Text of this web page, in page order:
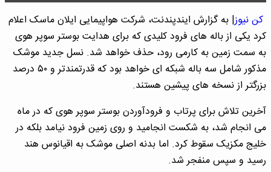
کن نیوز| به گزارش ایندپندنت، شرکت هواپیمایی ایلان ماسک اعلام
کرد یکی از باله های فرود کلیدی که برای هدایت بوستر سوپر هوی
به سمت زمین به کارمی رود، حذف خواهد شد. نسل جدید موشک
مذکور شامل سه باله شبکه ای خواهد بود که قدرتمندتر و ۵۰ درصد
بزرگتر از نسخه های پیشین هستند.
آخرین تلاش برای پرتاب و فرودآوردن بوستر سوپر هوی که در ماه
می انجام شد، به شکست انجامید و روی زمین فرود نیامد بلکه در
خلیج مکزیک سقوط کرد. اما بدنه اصلی موشک به اقیانوس هند
رسید و سپس منفجر شد.